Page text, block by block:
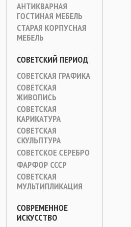
АНТИКВАРНАЯ
ГОСТИНАЯ МЕБЕЛЬ
СТАРАЯ КОРПУСНАЯ
МЕБЕЛЬ
СОВЕТСКИЙ ПЕРИОД
СОВЕТСКАЯ ГРАФИКА
СОВЕТСКАЯ
ЖИВОПИСЬ
СОВЕТСКАЯ
КАРИКАТУРА
СОВЕТСКАЯ
СКУЛЬПТУРА
СОВЕТСКОЕ СЕРЕБРО
ФАРФОР СССР
СОВЕТСКАЯ
МУЛЬТИПЛИКАЦИЯ
СОВРЕМЕННОЕ
ИСКУССТВО